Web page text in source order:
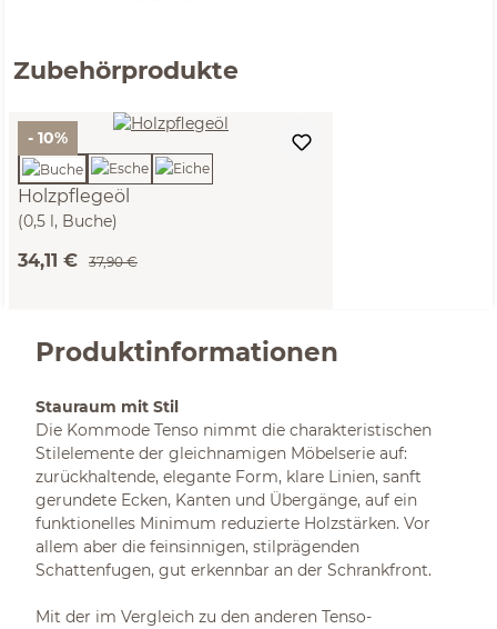
Zubehörprodukte
- 10%
Holzpflegeöl
(0,5 l, Buche)
34,11 € 37,90 €
Produktinformationen
Stauraum mit Stil
Die Kommode Tenso nimmt die charakteristischen
Stilelemente der gleichnamigen Möbelserie auf:
zurückhaltende, elegante Form, klare Linien, sanft
gerundete Ecken, Kanten und Übergänge, auf ein
funktionelles Minimum reduzierte Holzstärken. Vor
allem aber die feinsinnigen, stilprägenden
Schattenfugen, gut erkennbar an der Schrankfront.
Mit der im Vergleich zu den anderen Tenso-